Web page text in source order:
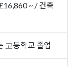
~ / 건축
고등학교 졸업